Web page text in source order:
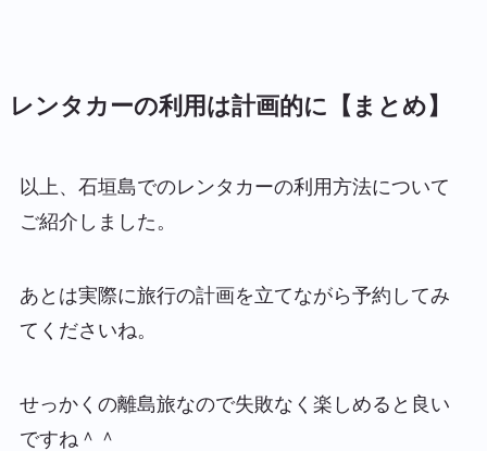
レンタカーの利用は計画的に【まとめ】
以上、石垣島でのレンタカーの利用方法について
ご紹介しました。
あとは実際に旅行の計画を立てながら予約してみ
てくださいね。
せっかくの離島旅なので失敗なく楽しめると良い
ですね＾＾